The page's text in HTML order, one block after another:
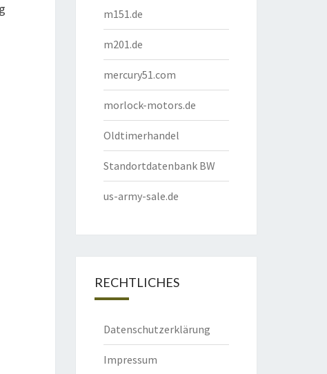
m151.de
m201.de
mercury51.com
morlock-motors.de
Oldtimerhandel
Standortdatenbank BW
us-army-sale.de
RECHTLICHES
Datenschutzerklärung
Impressum